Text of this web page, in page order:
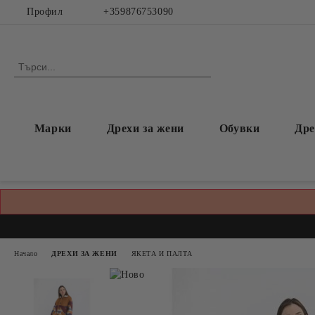
Профил +359876753090
Марки Дрехи за жени Обувки
Начало ДРЕХИ ЗА ЖЕНИ ЯКЕТА И ПАЛТА